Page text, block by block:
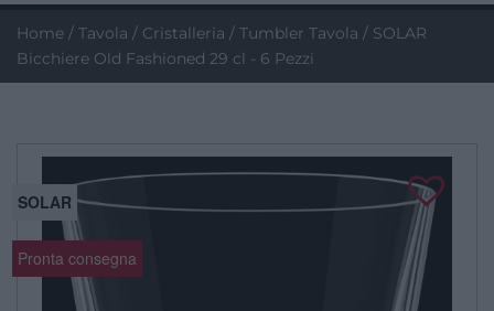
Home / Tavola / Cristalleria / Tumbler Tavola / SOLAR
Bicchiere Old Fashioned 29 cl - 6 Pezzi
Pronta consegna
SOLAR